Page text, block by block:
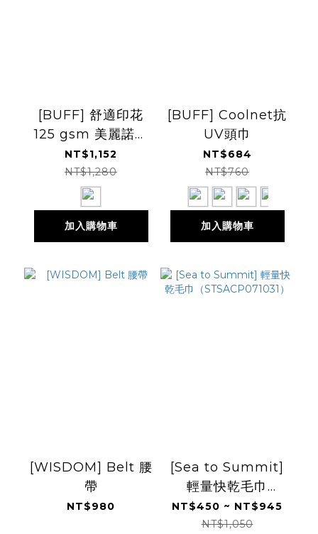
[BUFF] 舒適印花
125 gsm 美麗諾羊
毛頭巾
NT$1,152
NT$1,280
加入購物車
[BUFF] Coolnet抗
UV頭巾
NT$684
NT$760
加入購物車
[WISDOM] Belt 腰
帶
NT$980
[Sea to Summit]
輕量快乾毛巾
（STSACP071031）
NT$450 ~ NT$945
NT$1,050